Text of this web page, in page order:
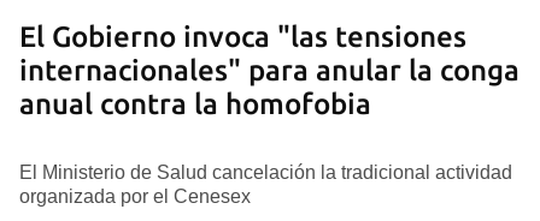
El Gobierno invoca "las tensiones
internacionales" para anular la conga
anual contra la homofobia
El Ministerio de Salud cancelación la tradicional actividad
organizada por el Cenesex